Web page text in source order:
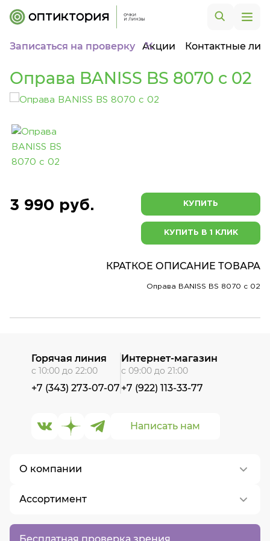
Записаться на проверку Акции Контактные
Оправа BANISS BS 8070 c 02
3 990 руб. КУПИТЬ
КУПИТЬ В 1 КЛИК
КРАТКОЕ ОПИСАНИЕ ТОВАРА
Оправа BANISS BS 8070 c 02
Бесплатная проверка зрения
О компании
О нас
Контакты
Ассортимент
Написать нам
Горячая линия
с 10:00 до 22:00
+7 (343) 273-07-07
Интернет-магазин
с 09:00 до 21:00
+7 (922) 113-33-77